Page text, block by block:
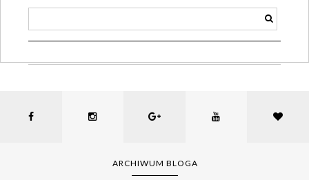
ARCHIWUM BLOGA